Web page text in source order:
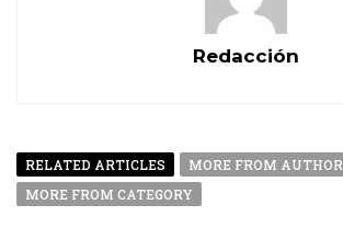
Redacción
RELATED ARTICLES
MORE FROM AUTHOR
MORE FROM CATEGORY